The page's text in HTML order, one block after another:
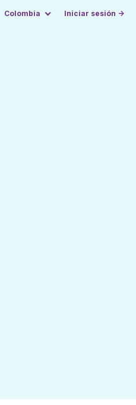
Colombia Iniciar sesión →